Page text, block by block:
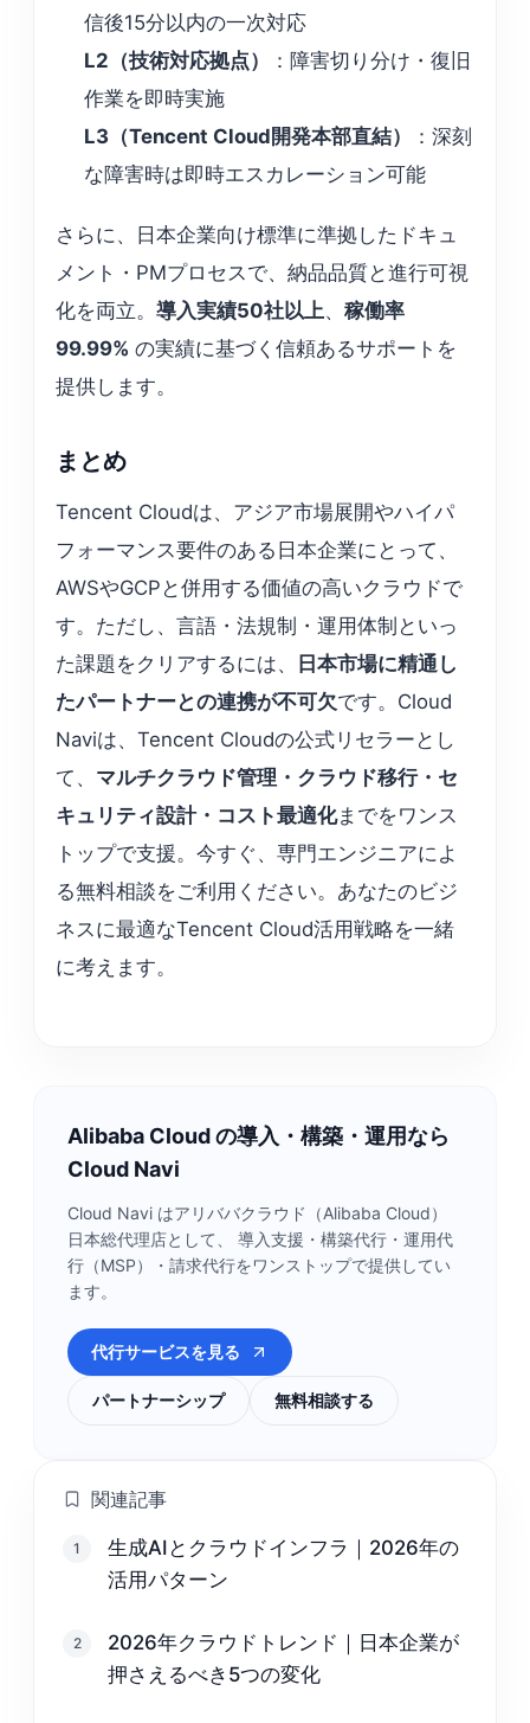
信後15分以内の一次対応
L2（技術対応拠点）
：障害切り分け・復旧
作業を即時実施
L3（Tencent Cloud開発本部直結）
：深刻
な障害時は即時エスカレーション可能
さらに、日本企業向け標準に準拠したドキュ
メント・PMプロセスで、納品品質と進行可視
化を両立。導入実績50社以上、稼働率
99.99% の実績に基づく信頼あるサポートを
提供します。
まとめ
Tencent Cloudは、アジア市場展開やハイパ
フォーマンス要件のある日本企業にとって、
AWSやGCPと併用する価値の高いクラウドで
す。ただし、言語・法規制・運用体制といっ
た課題をクリアするには、 日本市場に精通し
たパートナーとの連携が不可欠です。Cloud
Naviは、Tencent Cloudの公式リセラーとし
て、 マルチクラウド管理・クラウド移行・セ
キュリティ設計・コスト最適化までをワンス
トップで支援。今すぐ、専門エンジニアによ
る無料相談をご利用ください。あなたのビジ
ネスに最適なTencent Cloud活用戦略を一緒
に考えます。
Alibaba Cloud の導入・構築・運用なら
Cloud Navi
Cloud Navi はアリババクラウド（Alibaba Cloud）
日本総代理店として、 導入支援・構築代行・運用代
行（MSP）・請求代行をワンストップで提供してい
ます。
代行サービスを見る
パートナーシップ 無料相談する
関連記事
1
生成AIとクラウドインフラ｜2026年の
活用パターン
2
2026年クラウドトレンド｜日本企業が
押さえるべき5つの変化